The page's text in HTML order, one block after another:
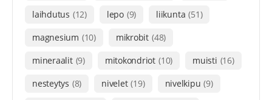
laihdutus (12) lepo (9) liikunta (51)
magnesium (10) mikrobit (48)
mineraalit (9) mitokondriot (10) muisti (16)
nesteytys (8) nivelet (19) nivelkipu (9)